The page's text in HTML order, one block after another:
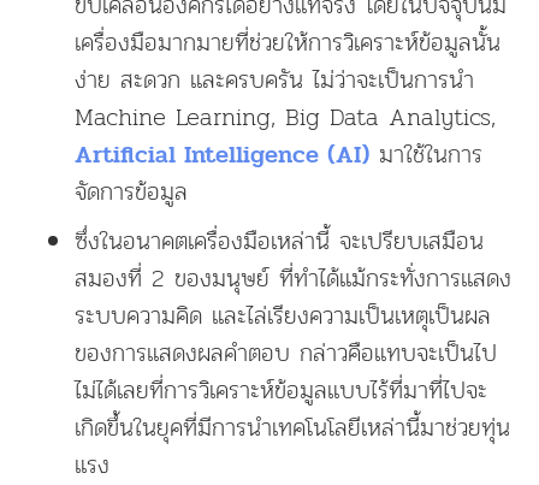
เครื่องมือมากมายที่ช่วยให้การวิเคราะห์ข้อมูลนั้น
ง่าย สะดวก และครบครัน ไม่ว่าจะเป็นการนำ
Machine Learning, Big Data Analytics,
Artificial Intelligence (AI) มาใช้ในการ
จัดการข้อมูล
ซึ่งในอนาคตเครื่องมือเหล่านี้ จะเปรียบเสมือน
สมองที่ 2 ของมนุษย์ ที่ทำได้แม้กระทั่งการแสดง
ระบบความคิด และไล่เรียงความเป็นเหตุเป็นผล
ของการแสดงผลคำตอบ กล่าวคือแทบจะเป็นไป
ไม่ได้เลยที่การวิเคราะห์ข้อมูลแบบไร้ที่มาที่ไปจะ
เกิดขึ้นในยุคที่มีการนำเทคโนโลยีเหล่านี้มาช่วยทุ่น
แรง